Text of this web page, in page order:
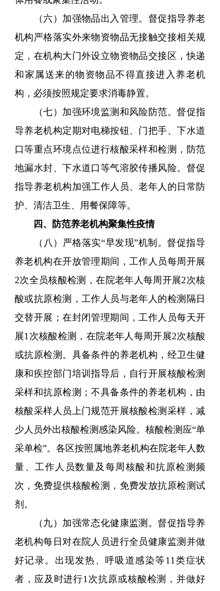
（六）加强物品出入管理。督促指导养老
机构严格落实外来物资物品无接触交接相关规
定，在机构大门外设立物资物品交接区，快递
和家属送来的物资物品不得直接进入养老机
构，必须按照规定要求消毒静置。
（七）加强环境监测和风险防范。督促指
导养老机构定期对电梯按钮、门把手、下水道
口等重点环境点位进行核酸采样和检测，防范
地漏水封、下水道口等气溶胶传播风险。督促
指导养老机构加强工作人员、老年人的日常防
护、清洁卫生、用餐保障等。
四、防范养老机构聚集性疫情
（八）严格落实“早发现”机制。督促指导
养老机构在开放管理期间，工作人员每周开展
2次全员核酸检测，在院老年人每周开展2次核
酸或抗原检测，工作人员与老年人的检测隔日
交替开展；在封闭管理期间，工作人员每天开
展1次核酸检测，在院老年人每周开展2次核酸
或抗原检测。具备条件的养老机构，经卫生健
康和疾控部门培训指导后，自行开展核酸检测
采样和抗原检测；不具备条件的养老机构，由
核酸采样人员上门规范开展核酸检测采样，减
少人员外出核酸检测感染风险。核酸检测应“单
采单检”。各区按照属地养老机构在院老年人数
量、工作人员数量及每周核酸和抗原检测频
次，免费提供核酸检测，免费发放抗原检测试
剂。
（九）加强常态化健康监测。督促指导养
老机构每日对在院人员进行全员健康监测并做
好记录。出现发热、呼吸道感染等11类症状
者，应及时进行1次抗原或核酸检测，并做好